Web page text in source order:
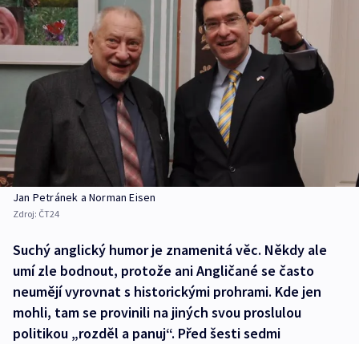
Jan Petránek a Norman Eisen
Zdroj: ČT24
Suchý anglický humor je znamenitá věc. Někdy ale
umí zle bodnout, protože ani Angličané se často
neumějí vyrovnat s historickými prohrami. Kde jen
mohli, tam se provinili na jiných svou proslulou
politikou „rozděl a panuj“. Před šesti sedmi